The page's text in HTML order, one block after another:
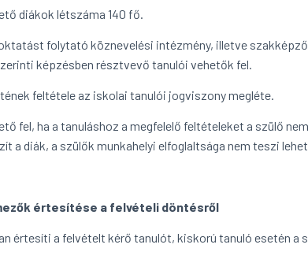
diákok létszáma 140 fő.
folytató köznevelési intézmény, illetve
képzésben résztvevő tanulói vehetők fel.
feltétele az iskolai tanulói jogviszony megléte.
fel, ha a tanuláshoz a megfelelő feltételeket a szülő
a diák, a szülők munkahelyi elfoglaltsága nem teszi
értesítése a felvételi döntésről
értesíti a felvételt kérő tanulót, kiskorú tanuló esetén a